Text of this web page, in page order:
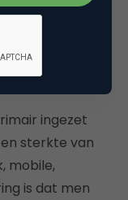
te nutten. De
in de
het
ingezet
sterkte van
mobile,
is dat men